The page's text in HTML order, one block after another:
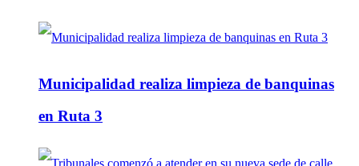
Municipalidad realiza limpieza de banquinas
en Ruta 3